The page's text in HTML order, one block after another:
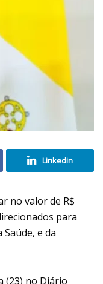
Linkedin
no valor de R$
para
e da
(23) no Diário